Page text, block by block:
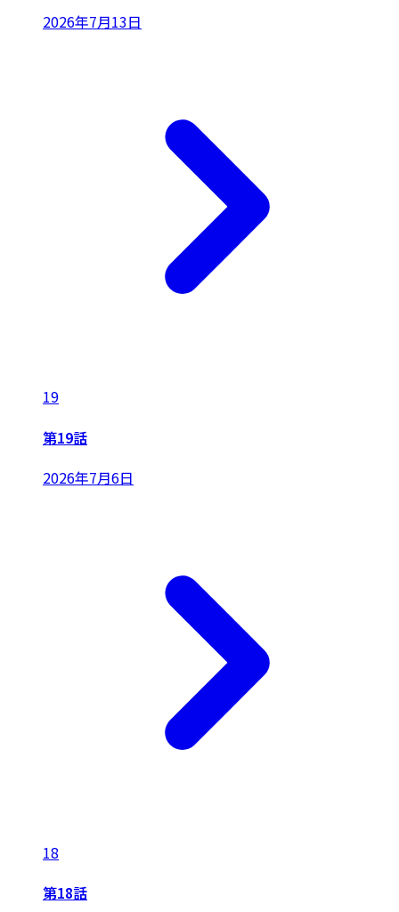
2026年7月13日
19
第19話
2026年7月6日
18
第18話